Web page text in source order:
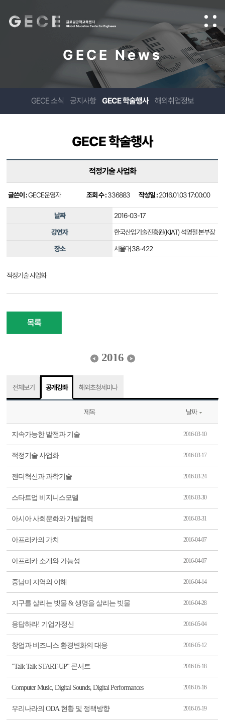
GECE News
GECE 소식 공지사항 GECE 학술행사 해외취업정보
GECE 학술행사
적정기술 사업화
글쓴이 :GECE운영자 조회 수 :336883 작성일 :2016.01.03 17:00:00
날짜 2016-03-17
강연자 한국산업기술진흥원(KIAT) 석영철 본부장
장소 서울대 38-422
적정기술 사업화
목록
2016
전체보기 공개강좌 해외초청세미나
제목 날짜
지속가능한 발전과 기술 2016-03-10
적정기술 사업화 2016-03-17
젠더혁신과 과학기술 2016-03-24
스타트업 비지니스모델 2016-03-30
아시아 사회문화와 개발협력 2016-03-31
아프리카의 가치 2016-04-07
아프리카 소개와 가능성 2016-04-07
중남미 지역의 이해 2016-04-14
지구를 살리는 빗물 & 생명을 살리는 빗물 2016-04-28
응답하라! 기업가정신 2016-05-04
창업과 비즈니스 환경변화의 대응 2016-05-12
"Talk Talk START-UP" 콘서트 2016-05-18
Computer Music, Digital Sounds, Digital Performances 2016-05-16
우리나라의 ODA 현황 및 정책방향 2016-05-19